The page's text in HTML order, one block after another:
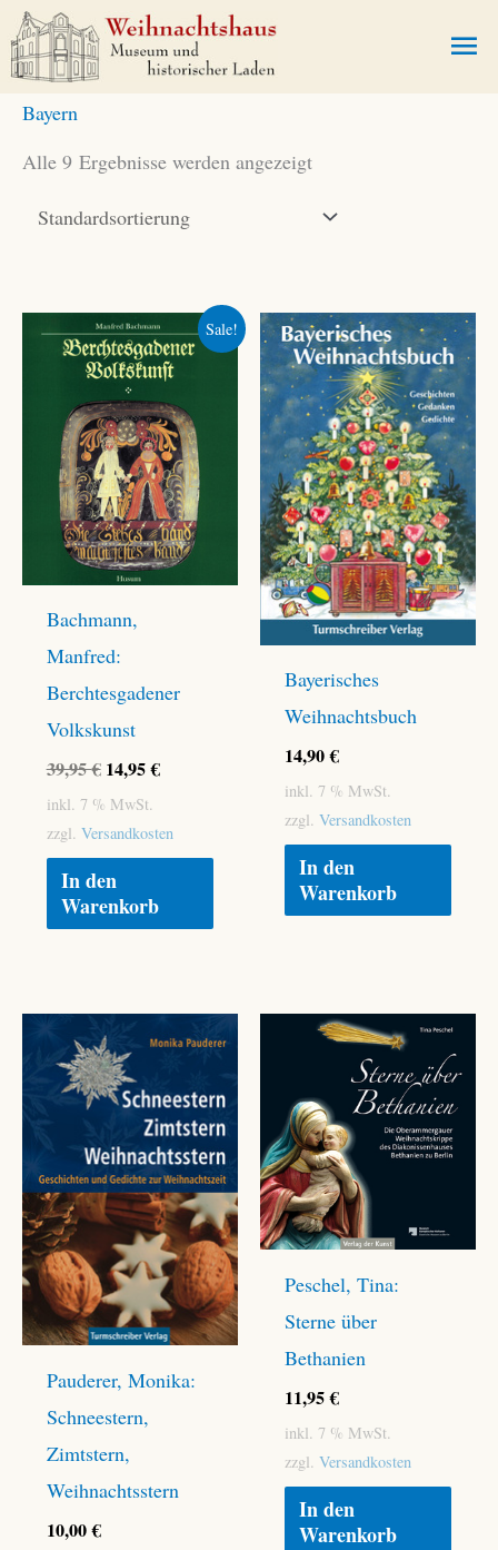
Zum
Inhalt
springen
Bayern
Alle 9 Ergebnisse werden angezeigt
Sale!
Bachmann,
Manfred:
Berchtesgadener
Volkskunst
39,95€ Ursprünglicher
war:
39,95 €
14,95€Aktueller
14,95 €.
inkl. 7 % MwSt.
zzgl. Versandkosten
In den
Warenkorb
Bayerisches
Weihnachtsbuch
14,90€
inkl. 7 % MwSt.
zzgl. Versandkosten
In den
Warenkorb
Pauderer, Monika:
Schneestern,
Zimtstern,
Weihnachtsstern
10,00€
Peschel, Tina:
Sterne über
Bethanien
11,95€
inkl. 7 % MwSt.
zzgl. Versandkosten
In den
Warenkorb